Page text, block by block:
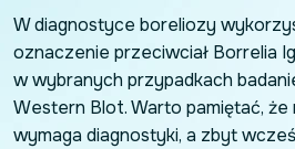
W diagnostyce boreliozy
oznaczenie przeciwciał Borrelia
w wybranych przypadkach
Western Blot. Warto pamiętać, że
wymaga diagnostyki, a zbyt